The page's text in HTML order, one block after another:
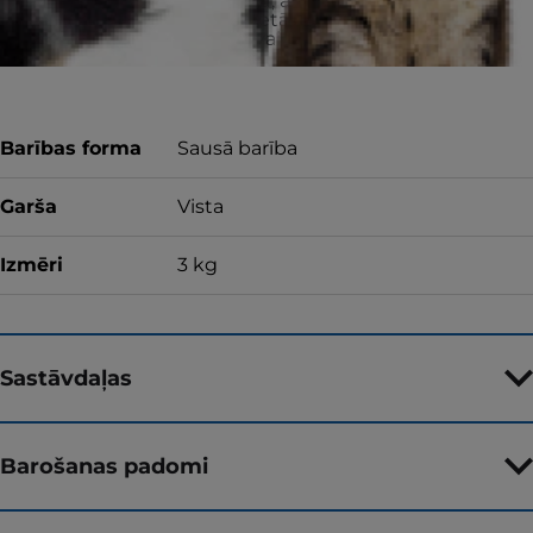
barību pirkuma vietā, lai saņemtu pilnu
naudas atmaksu vai apmainītu produktu.
Barības forma Sausā barība
Garša Vista
Izmēri 3 kg
Sastāvdaļas
Barošanas padomi